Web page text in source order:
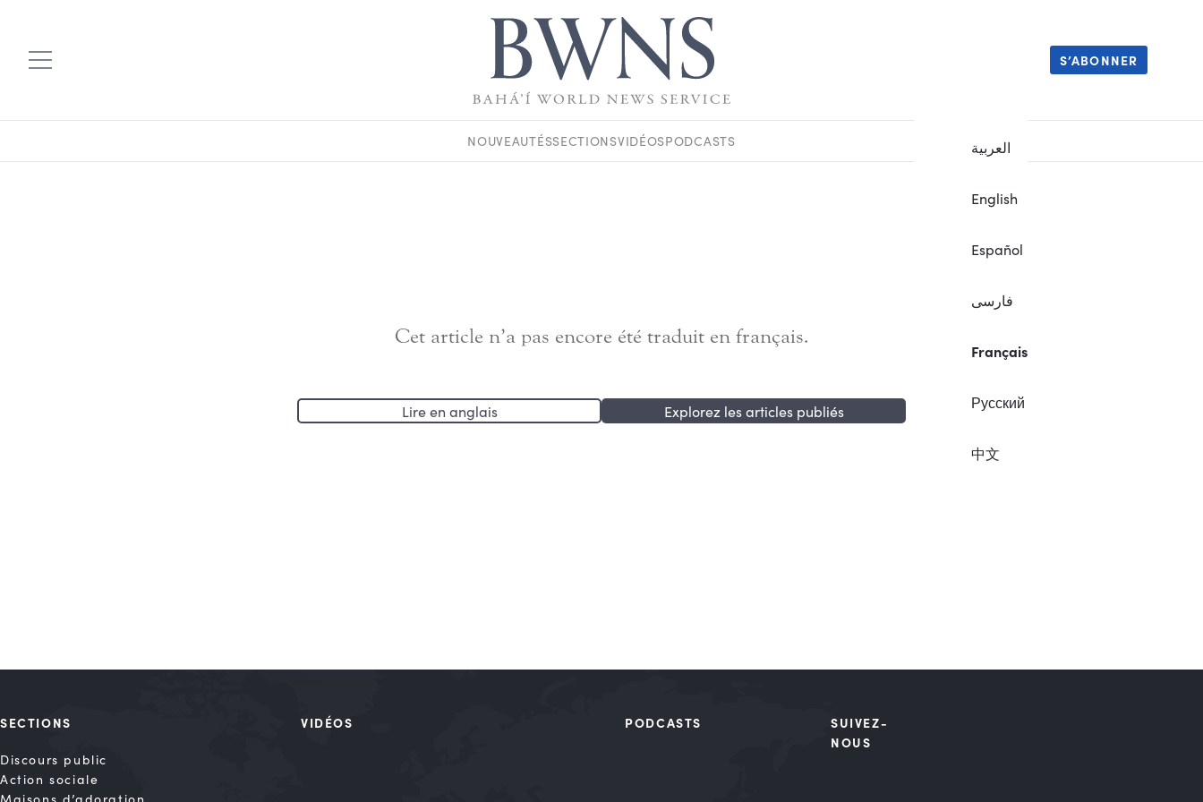
العربية
English
Español
فارسی
Français
Русский
中文
S’ABONNER
NOUVEAUTÉSSECTIONSVIDÉOSPODCASTS
Cet article n’a pas encore été traduit en français.
Lire en anglais Explorez les articles publiés
SECTIONS
Discours public
Action sociale
Maisons d’adoration
VIDÉOS PODCASTS
SUIVEZ-
NOUS